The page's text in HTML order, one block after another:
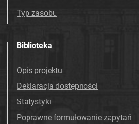
Typ zasobu
Biblioteka
Opis projektu
Deklaracja dostępności
Statystyki
Poprawne formułowanie zapytań